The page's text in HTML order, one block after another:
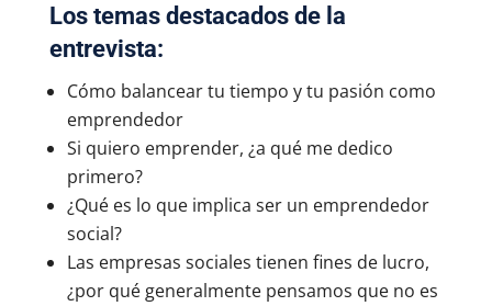
Los temas destacados de la
entrevista:
Cómo balancear tu tiempo y tu pasión como
emprendedor
Si quiero emprender, ¿a qué me dedico
primero?
¿Qué es lo que implica ser un emprendedor
social?
Las empresas sociales tienen fines de lucro,
¿por qué generalmente pensamos que no es